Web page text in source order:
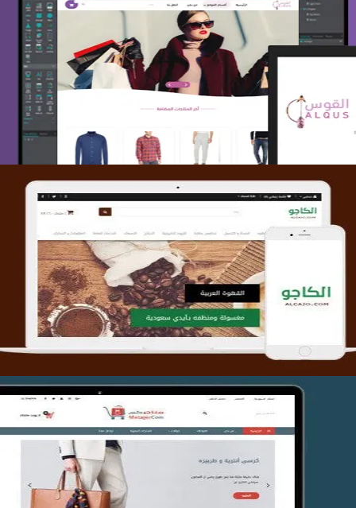
تصميم متجر القوس
التفاصيل
تصميم متجر الكاجو
التفاصيل
تصميم متجر متاجركم